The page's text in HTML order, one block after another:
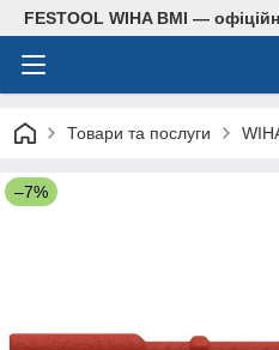
FESTOOL WIHA BMI —
Товари та послуги
–7%